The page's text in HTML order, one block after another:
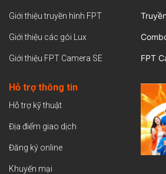
Giới thiệu truyền hình FPT
Giới thiệu các gói Lux
Giới thiệu FPT Camera SE FPT
Hỗ trợ thông tin
Hỗ trợ kỹ thuật
Địa điểm giao dịch
Đăng ký online
Khuyến mại